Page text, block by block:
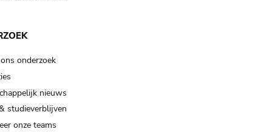
onderzoek
nieuws
studieverblijven
onze teams